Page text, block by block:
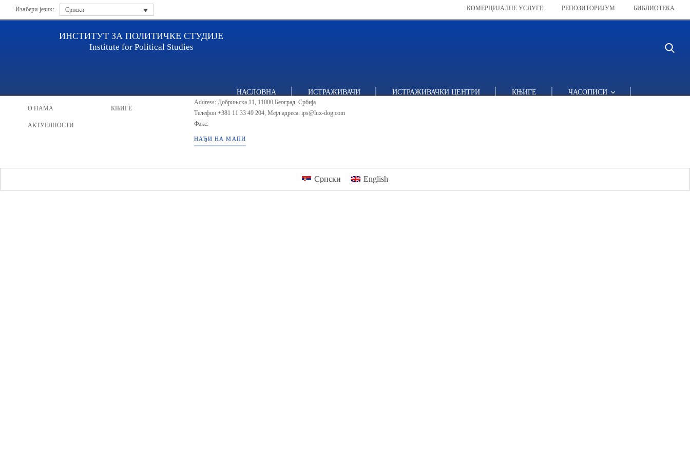
Изабери језик: Српски КОМЕРЦИЈАЛНЕ УСЛУГЕ РЕПОЗИТОРИЈУМ БИБЛИОТЕКА
ИНСТИТУТ ЗА ПОЛИТИЧКЕ СТУДИЈЕ
Institute for Political Studies
НАСЛОВНА ИСТРАЖИВАЧИ ИСТРАЖИВАЧКИ ЦЕНТРИ КЊИГЕ ЧАСОПИСИ
О НАМА
АКТУЕЛНОСТИ
КЊИГЕ
ИПС - Институт за политичке студије
Address: Добрињска 11, 11000 Београд, Србија
Телефон +381 11 33 49 204, Мејл адреса: ips@lux-dog.com
Факс:
НАЂИ НА МАПИ
Српски English